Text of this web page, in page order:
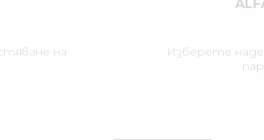
на
Изберете